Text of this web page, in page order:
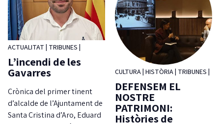
ACTUALITAT TRIBUNES
L’incendi de les
Gavarres
Crònica del primer tinent
d’alcalde de l’Ajuntament de
Santa Cristina d’Aro, Eduard
CULTURA| HISTÒRIA| TRIBUNES |
DEFENSEM EL
NOSTRE
PATRIMONI:
Històries de